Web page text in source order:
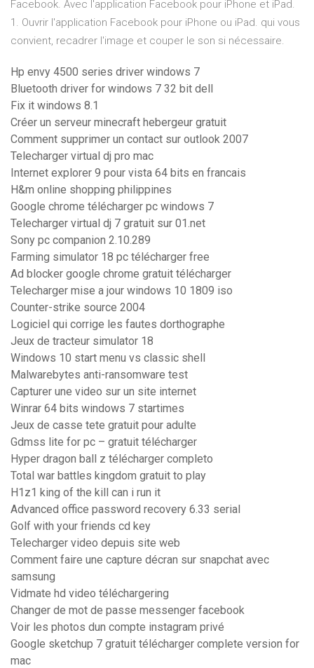
Facebook. Avec l'application Facebook pour iPhone et iPad.
1. Ouvrir l'application Facebook pour iPhone ou iPad. qui vous
convient, recadrer l'image et couper le son si nécessaire.
Hp envy 4500 series driver windows 7
Bluetooth driver for windows 7 32 bit dell
Fix it windows 8.1
Créer un serveur minecraft hebergeur gratuit
Comment supprimer un contact sur outlook 2007
Telecharger virtual dj pro mac
Internet explorer 9 pour vista 64 bits en francais
H&m online shopping philippines
Google chrome télécharger pc windows 7
Telecharger virtual dj 7 gratuit sur 01.net
Sony pc companion 2.10.289
Farming simulator 18 pc télécharger free
Ad blocker google chrome gratuit télécharger
Telecharger mise a jour windows 10 1809 iso
Counter-strike source 2004
Logiciel qui corrige les fautes dorthographe
Jeux de tracteur simulator 18
Windows 10 start menu vs classic shell
Malwarebytes anti-ransomware test
Capturer une video sur un site internet
Winrar 64 bits windows 7 startimes
Jeux de casse tete gratuit pour adulte
Gdmss lite for pc – gratuit télécharger
Hyper dragon ball z télécharger completo
Total war battles kingdom gratuit to play
H1z1 king of the kill can i run it
Advanced office password recovery 6.33 serial
Golf with your friends cd key
Telecharger video depuis site web
Comment faire une capture décran sur snapchat avec
samsung
Vidmate hd video téléchargering
Changer de mot de passe messenger facebook
Voir les photos dun compte instagram privé
Google sketchup 7 gratuit télécharger complete version for
mac